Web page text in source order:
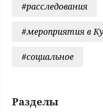
#расследования
#мероприятия в
#социальное
Разделы